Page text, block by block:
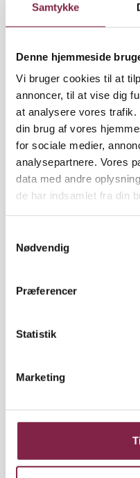
Samtykke
Denne hjemmeside
Vi bruger cookies til at
annoncer, til at vise dig
at analysere vores trafik.
din brug af vores
for sociale medier,
analysepartnere. Vores
data med andre
de har indsamlet fra din
Nødvendig
Præferencer
Statistik
Marketing
"Hele børnepasnings-
barn kommer ud af sin
og et socialt
kun indvandrerbørn
baggrund skal
Richard Jenkins.
På trods af et stort
heftig debat om alt
daginstitutioner til
sprogstimulering,
forskellighederne.
med integration.
så stort. Det
"Der er selvfølgelig
er den offentlige